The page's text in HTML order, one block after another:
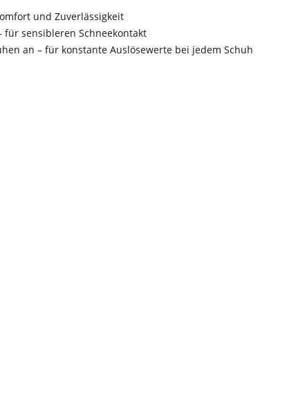
und Zuverlässigkeit
sensibleren Schneekontakt
an – für konstante Auslösewerte bei jedem Schuh